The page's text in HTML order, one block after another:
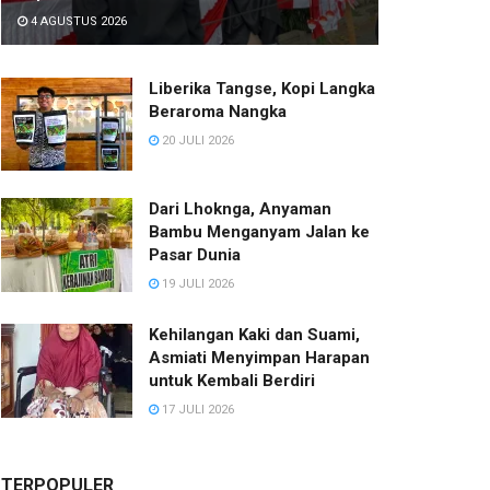
4 AGUSTUS 2026
Liberika Tangse, Kopi Langka
Beraroma Nangka
20 JULI 2026
Dari Lhoknga, Anyaman
Bambu Menganyam Jalan ke
Pasar Dunia
19 JULI 2026
Kehilangan Kaki dan Suami,
Asmiati Menyimpan Harapan
untuk Kembali Berdiri
17 JULI 2026
TERPOPULER